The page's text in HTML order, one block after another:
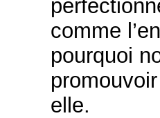
comme
pourquoi
elle.